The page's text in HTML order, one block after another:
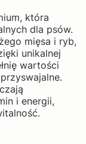
która
dla psów.
mięsa i ryb,
unikalnej
wartości
i energii,